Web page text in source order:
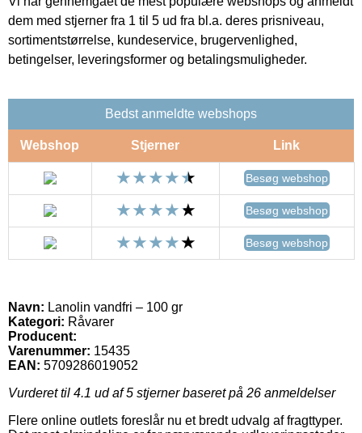
dem med stjerner fra 1 til 5 ud fra bl.a. deres prisniveau,
sortimentstørrelse, kundeservice, brugervenlighed,
betingelser, leveringsformer og betalingsmuligheder.
Bedst anmeldte webshops
Webshop Stjerner Link
Besøg webshop
Besøg webshop
Besøg webshop
Navn: Lanolin vandfri – 100 gr
Kategori: Råvarer
Producent:
Varenummer: 15435
EAN: 5709286019052
Vurderet til 4.1 ud af 5 stjerner baseret på 26 anmeldelser
Flere online outlets foreslår nu et bredt udvalg af fragttyper.